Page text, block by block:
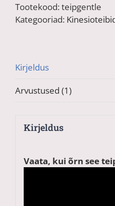
kinesioteip
kogus
Tootekood:teipgentle
Kategooriad:
Kirjeldus
Arvustused (1)
Kirjeldus
Vaata, kui õrn see